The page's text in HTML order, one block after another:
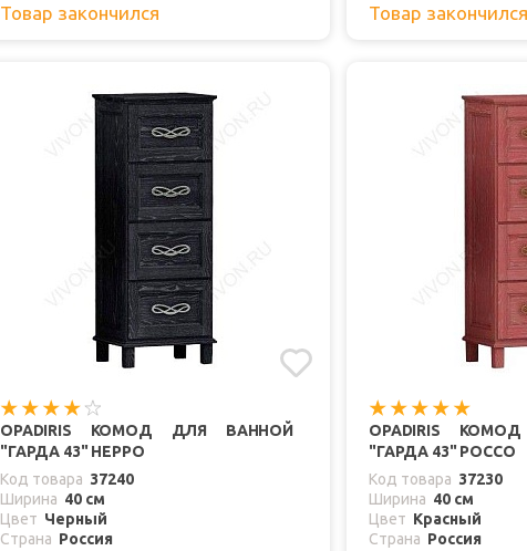
Товар закончился Товар закончился
OPADIRIS КОМОД ДЛЯ ВАННОЙ
"ГАРДА 43" НЕРРО
Код товара 37240
Ширина 40 см
Цвет Черный
Страна Россия
OPADIRIS
"ГАРДА 43" РОССО
Код товара 37230
Ширина 40 см
Цвет Красный
Страна Россия